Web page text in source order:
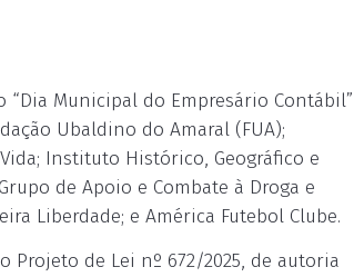
Municipal do Empresário Contábil”
Ubaldino do Amaral (FUA);
Instituto Histórico, Geográfico e
de Apoio e Combate à Droga e
Liberdade; e América Futebol Clube.
Projeto de Lei nº 672/2025, de autoria